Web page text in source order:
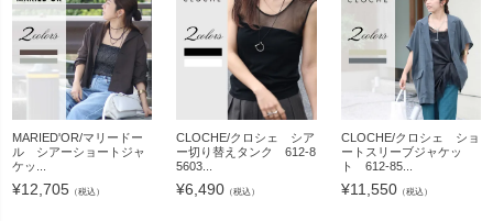
MARIED'OR/マリードー
ル シアーショートジャ
ケッ...
¥12,705 （税込）
CLOCHE/クロシェ シア
ー切り替えタンク 612-8
5603...
¥6,490 （税込）
CLOCHE/クロシェ ショ
ートスリーブジャケッ
ト 612-85...
¥11,550（税込）